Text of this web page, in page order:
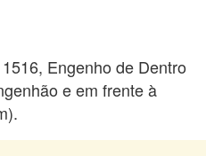
Engenho de Dentro
e em frente à